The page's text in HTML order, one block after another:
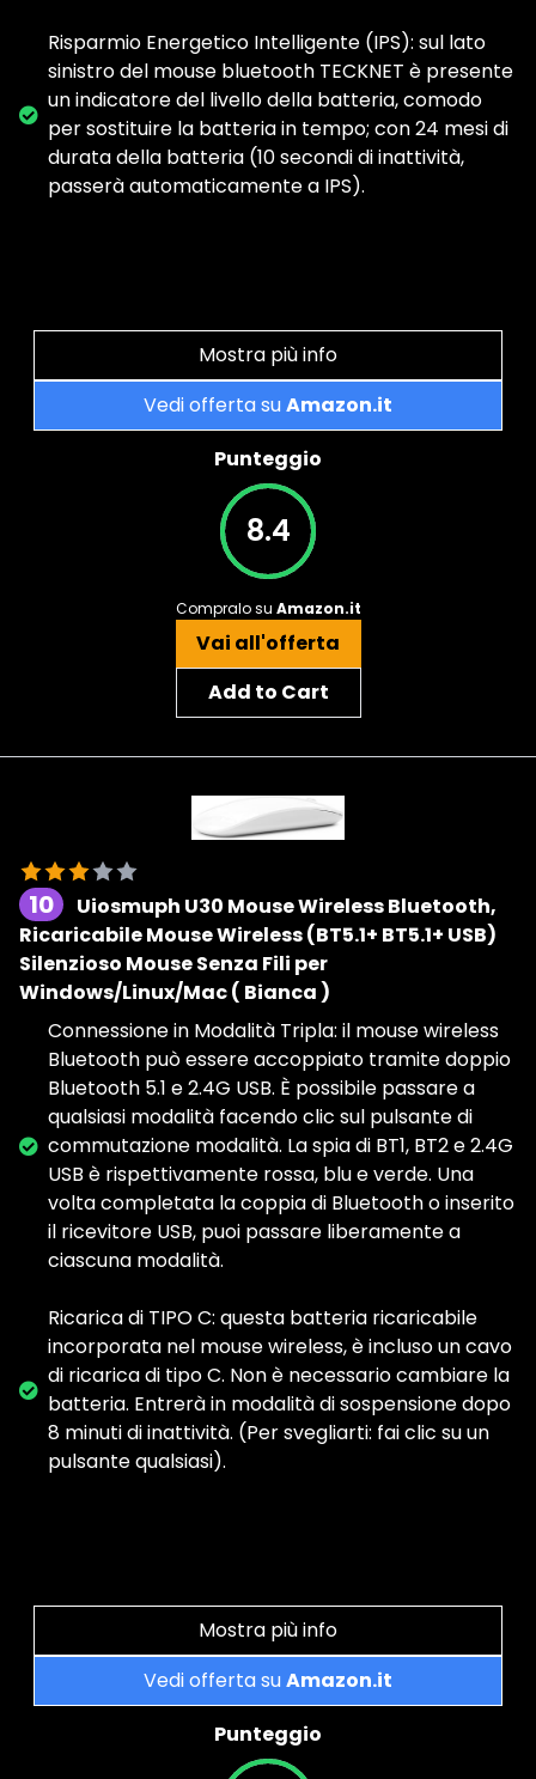
Risparmio Energetico Intelligente (IPS): sul lato
sinistro del mouse bluetooth TECKNET è presente
un indicatore del livello della batteria, comodo
per sostituire la batteria in tempo; con 24 mesi di
durata della batteria (10 secondi di inattività,
passerà automaticamente a IPS).
Mostra più info
Vedi offerta suAmazon.it
Punteggio
8.4
Compralo su Amazon.it
Vai all'offerta
Add to Cart
10
Uiosmuph U30 Mouse Wireless Bluetooth,
Ricaricabile Mouse Wireless (BT5.1+ BT5.1+ USB)
Silenzioso Mouse Senza Fili per
Windows/Linux/Mac ( Bianca )
Connessione in Modalità Tripla: il mouse wireless
Bluetooth può essere accoppiato tramite doppio
Bluetooth 5.1 e 2.4G USB. È possibile passare a
qualsiasi modalità facendo clic sul pulsante di
commutazione modalità. La spia di BT1, BT2 e 2.4G
USB è rispettivamente rossa, blu e verde. Una
volta completata la coppia di Bluetooth o inserito
il ricevitore USB, puoi passare liberamente a
ciascuna modalità.
Ricarica di TIPO C: questa batteria ricaricabile
incorporata nel mouse wireless, è incluso un cavo
di ricarica di tipo C. Non è necessario cambiare la
batteria. Entrerà in modalità di sospensione dopo
8 minuti di inattività. (Per svegliarti: fai clic su un
pulsante qualsiasi).
Mostra più info
Vedi offerta suAmazon.it
Punteggio